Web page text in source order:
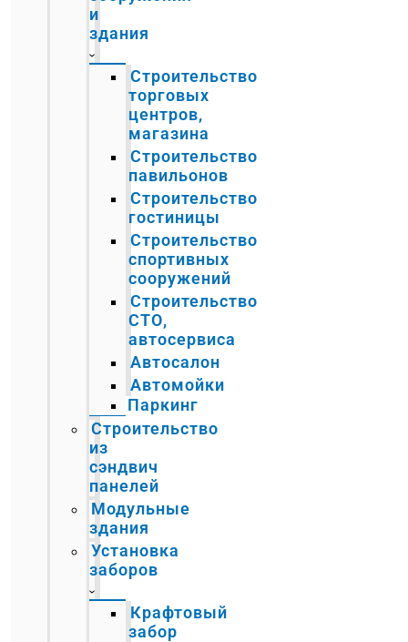
и
здания
Строительство
торговых
центров,
магазина
Строительство
павильонов
Строительство
гостиницы
Строительство
спортивных
сооружений
Строительство
СТО,
автосервиса
Автосалон
Автомойки
Паркинг
Строительство
из
сэндвич
панелей
Модульные
здания
Установка
заборов
Крафтовый
забор